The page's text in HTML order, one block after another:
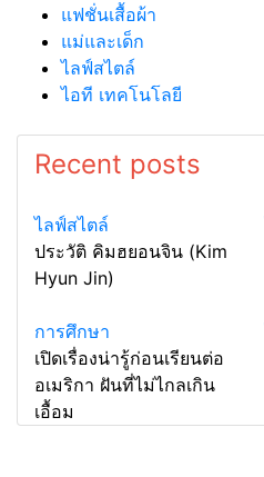
แฟชั่นเสื้อผ้า
แม่และเด็ก
ไลฟ์สไตล์
ไอที เทคโนโลยี
Recent posts
ไลฟ์สไตล์
ประวัติ คิมฮยอนจิน (Kim
Hyun Jin)
การศึกษา
เปิดเรื่องน่ารู้ก่อนเรียนต่อ
อเมริกา ฝันที่ไม่ไกลเกิน
เอื้อม